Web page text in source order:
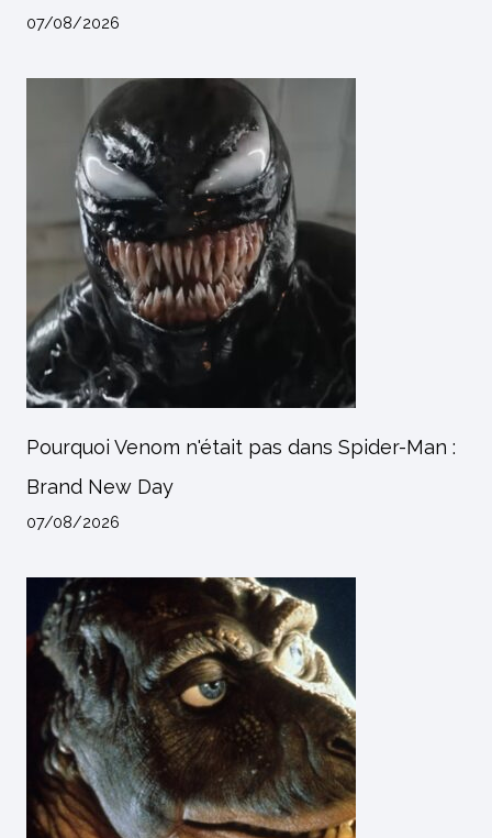
07/08/2026
Pourquoi Venom n'était pas dans Spider-Man :
Brand New Day
07/08/2026